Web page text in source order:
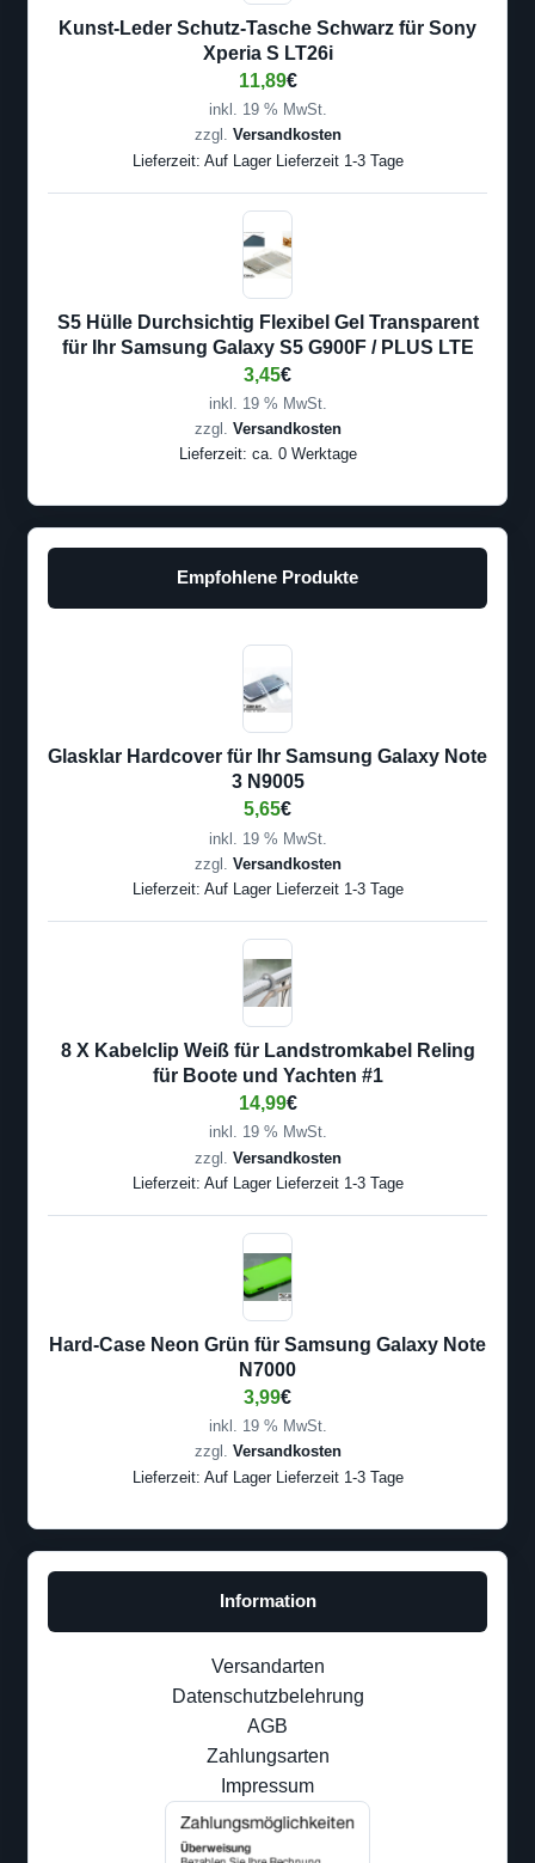
Kunst-Leder Schutz-Tasche Schwarz für Sony
Xperia S LT26i
11,89€
inkl. 19 % MwSt.
zzgl. Versandkosten
Lieferzeit: Auf Lager Lieferzeit 1-3 Tage
S5 Hülle Durchsichtig Flexibel Gel Transparent
für Ihr Samsung Galaxy S5 G900F / PLUS LTE
3,45€
inkl. 19 % MwSt.
zzgl. Versandkosten
Lieferzeit: ca. 0 Werktage
Empfohlene Produkte
Glasklar Hardcover für Ihr Samsung Galaxy Note
3 N9005
5,65€
inkl. 19 % MwSt.
zzgl. Versandkosten
Lieferzeit: Auf Lager Lieferzeit 1-3 Tage
8 X Kabelclip Weiß für Landstromkabel Reling
für Boote und Yachten #1
14,99€
inkl. 19 % MwSt.
zzgl. Versandkosten
Lieferzeit: Auf Lager Lieferzeit 1-3 Tage
Hard-Case Neon Grün für Samsung Galaxy Note
N7000
3,99€
inkl. 19 % MwSt.
zzgl. Versandkosten
Lieferzeit: Auf Lager Lieferzeit 1-3 Tage
Information
Versandarten
Datenschutzbelehrung
AGB
Zahlungsarten
Impressum